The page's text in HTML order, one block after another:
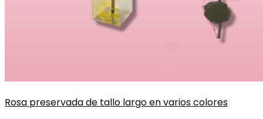
Rosa preservada de tallo largo en varios colores